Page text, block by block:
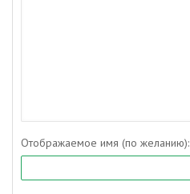
Отображаемое имя (по желанию):